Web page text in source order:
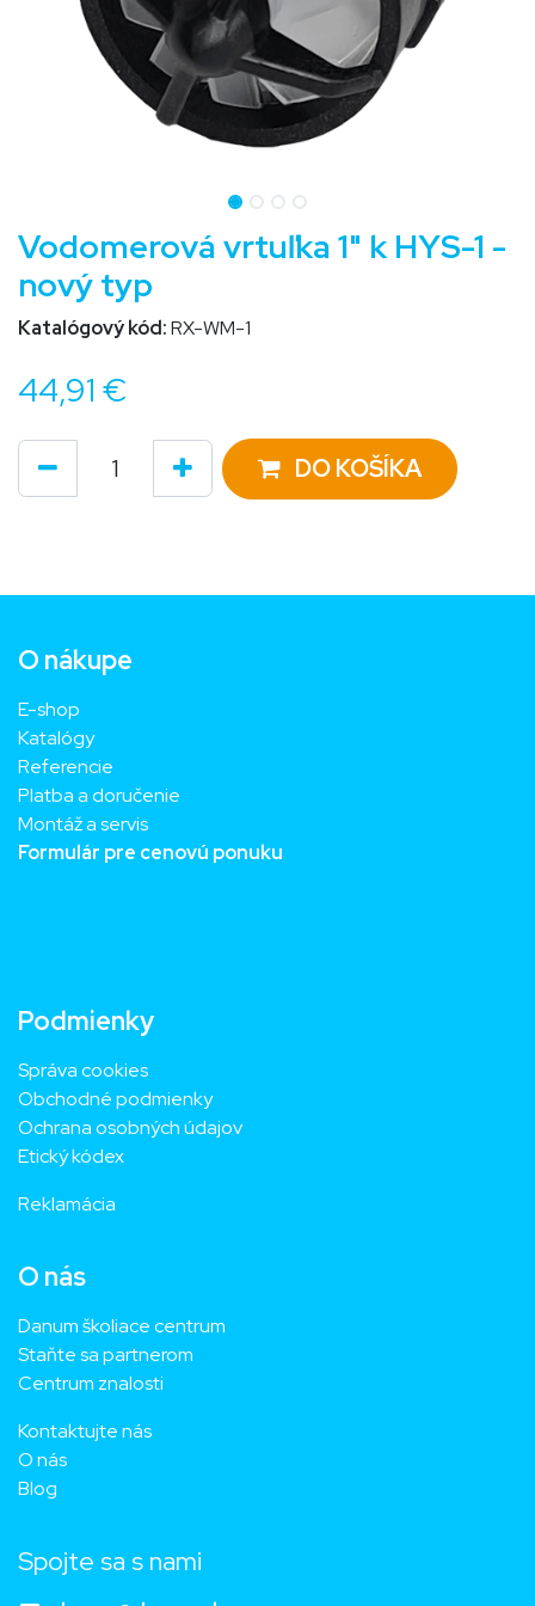
Vodomerová vrtuľka 1" k HYS-1 -
nový typ
Katalógový kód:RX-WM-1
44,91 €
DO KOŠÍKA
O nákupe
E-shop
Katalógy
Referencie
Platba a doručenie
Montáž a servis
Formulár pre cenovú ponuku
Podmienky
Správa cookies
Obchodné podmienky
Ochrana osobných údajov
Etický kódex
Reklamácia
O nás
Danum školiace centrum
Staňte sa partnerom
Centrum znalosti
Kontaktujte nás
O nás
Blog
Spojte sa s nami